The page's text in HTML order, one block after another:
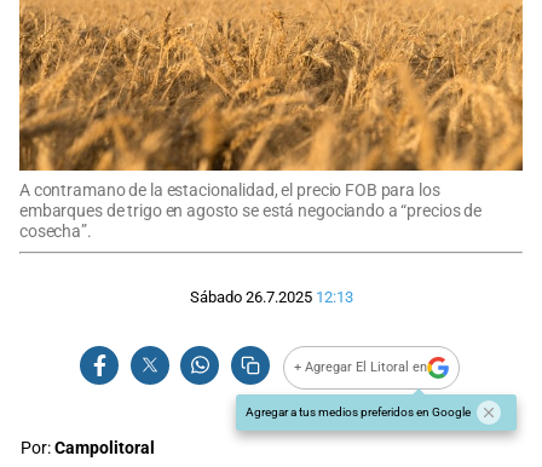
A contramano de la estacionalidad, el precio FOB para los
embarques de trigo en agosto se está negociando a “precios de
cosecha”.
Sábado 26.7.2025 12:13
+ Agregar El Litoral en
Agregar a tus medios preferidos en Google
Por:Campolitoral